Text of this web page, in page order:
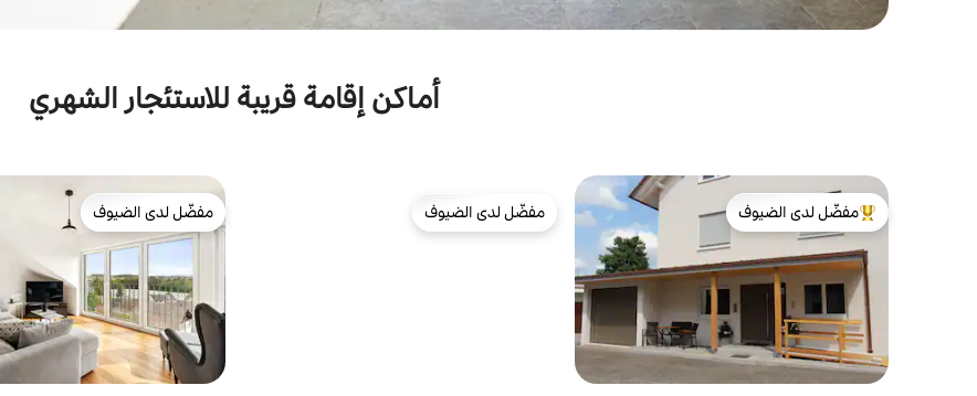
أماكن إقامة قريبة للاستئجار الشهري
من أبرز البيوت المفضّلة لدى الضيوف
مفضّل لدى الضيوف
مفضّل لدى الضيوف
مفضّل لدى الضيوف
مفضّل لدى الضيوف
مفضّل لدى الضيوف